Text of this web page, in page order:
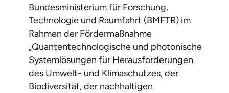
Bundesministerium für Forschung,
Technologie und Raumfahrt (BMFTR) im
Rahmen der Fördermaßnahme
„Quantentechnologische und photonische
Systemlösungen für Herausforderungen
des Umwelt- und Klimaschutzes, der
Biodiversität, der nachhaltigen